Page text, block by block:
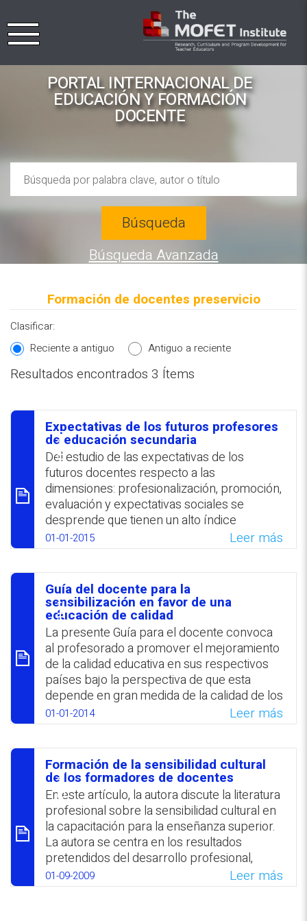
PORTAL INTERNACIONAL DE
EDUCACIÓN Y FORMACIÓN
DOCENTE
REPOSITORIO EN LÍNEA DE
CONTENIDOS ACADÉMICOS SOBRE
EDUCACIÓN Y FORMACIÓN DEL
PROFESORADO
Búsqueda
Búsqueda Avanzada
Formación de docentes preservicio
Clasificar:
Reciente a antiguo
Antiguo a reciente
Resultados encontrados 3 Ítems
סיכום
Expectativas de los futuros profesores
de educación secundaria
Del estudio de las expectativas de los
futuros docentes respecto a las
dimensiones: profesionalización, promoción,
evaluación y expectativas sociales se
desprende que tienen un alto índice
vocacional y de inercia, al sustentar su
inserción profesional en modelos
tradicionales. En cuanto a la evaluación de
los docentes, la mayoría se manifestó a
favor pero no señaló quién debería asumir
tal responsabilidad.
WhatsApp
Facebook
Twitter
Email
01-01-2015 Leer más
סיכום
Guía del docente para la
sensibilización en favor de una
educación de calidad
La presente Guía para el docente convoca
al profesorado a promover el mejoramiento
de la calidad educativa en sus respectivos
países bajo la perspectiva de que esta
depende en gran medida de la calidad de los
docentes. Se subraya que para favorecer el
aprendizaje en zonas vulnerables es
fundamental que los profesores conozcan
los entornos culturales y sociales de los
alumnos. Se indica que en 30 países en
desarrollo el incremento en el porcentaje
de mujeres en el profesorado benefició la
inclusión de las niñas en la educación.
WhatsApp
Facebook
Twitter
Email
01-01-2014 Leer más
סיכום
Formación de la sensibilidad cultural
de los formadores de docentes
En este artículo, la autora discute la literatura
profesional sobre la sensibilidad cultural en
la capacitación para la enseñanza superior.
La autora se centra en los resultados
pretendidos del desarrollo profesional,
incluyendo los conocimientos, las
habilidades y la disposición del equipo
01-09-2009 Leer más